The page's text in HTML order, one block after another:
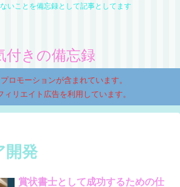
いことを備忘録として記事としてます
付きの備忘録
ロモーションが含まれています。
ィリエイト広告を利用しています。
開発
賞状書士として成功するための仕